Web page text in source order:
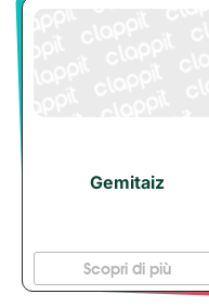
Gemitaiz
Scopri di più